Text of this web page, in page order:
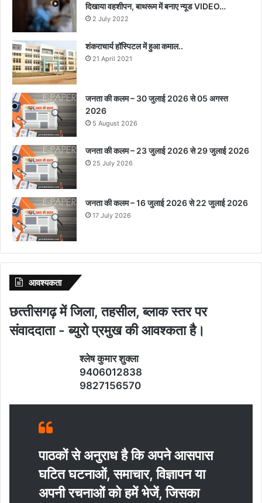
दिखाया वहशीपन, बाथरूम में बनाए न्यूड VIDEO…
2 July 2022
शंकराचार्य हॉस्पिटल में हुआ कमाल..
21 April 2021
जनता की कलम – 30 जुलाई 2026 से 05 अगस्त
2026
5 August 2026
जनता की कलम – 23 जुलाई 2026 से 29 जुलाई 2026
25 July 2026
जनता की कलम – 16 जुलाई 2026 से 22 जुलाई 2026
17 July 2026
आवश्‍यकता
छत्‍तीसगढ़ में जिला, तहसील, ब्‍लाक स्‍तर पर
संवाददाता - ब्‍युरो प्रमुख की आवश्‍कता है।
श्‍लेष कुमार शुक्‍ला
9406012838
9827156570
पाठकों से अनुराध है कि अपने आसपास
घटित घटनाओं, समाचार, विज्ञापन या
अपनी रचनाओं को हमें भेजें, जिसका